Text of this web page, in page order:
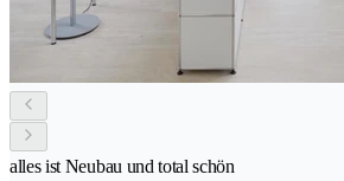
alles ist Neubau und total schön